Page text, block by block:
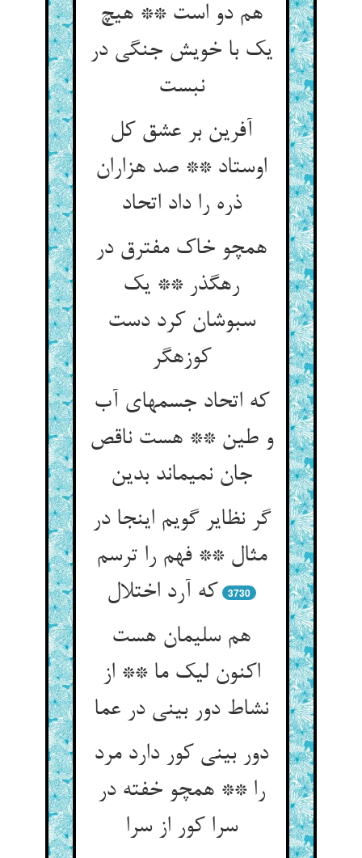
هم دو است ** هیچ
یک با خویش جنگی در
نبست‏
آفرین بر عشق کل
اوستاد ** صد هزاران
ذره را داد اتحاد
همچو خاک مفترق در
رهگذر ** یک
سبوشان کرد دست
کوزه‏گر
که اتحاد جسمهای آب
و طین ** هست ناقص
جان نمی‏ماند بدین‏
گر نظایر گویم اینجا در
مثال ** فهم را ترسم
که آرد اختلال‏
3730
هم سلیمان هست
اکنون لیک ما ** از
نشاط دور بینی در عما
دور بینی کور دارد مرد
را ** همچو خفته در
سرا کور از سرا